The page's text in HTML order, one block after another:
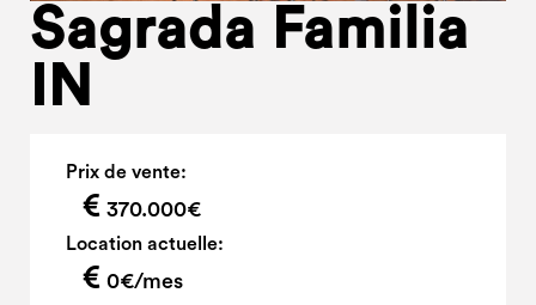
Sagrada Familia
IN
Prix de vente:
370.000€
Location actuelle:
0€/mes